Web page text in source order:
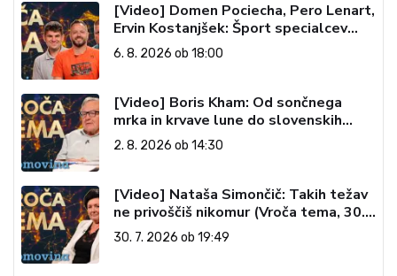
[Video] Domen Pociecha, Pero Lenart,
Ervin Kostanjšek: Šport specialcev
(Vroča tema, 6. 8. 2026)
6. 8. 2026 ob 18:00
[Video] Boris Kham: Od sončnega
mrka in krvave lune do slovenskih
pečatov v vesolju (Vroča tema, 2. 8.
2026)
2. 8. 2026 ob 14:30
[Video] Nataša Simončič: Takih težav
ne privoščiš nikomur (Vroča tema, 30.
7. 2026)
30. 7. 2026 ob 19:49